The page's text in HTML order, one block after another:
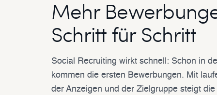
Mehr
Schritt für Schritt
Social Recruiting wirkt schnell: Schon in
kommen die ersten Bewerbungen. Mit
der Anzeigen und der Zielgruppe steigt